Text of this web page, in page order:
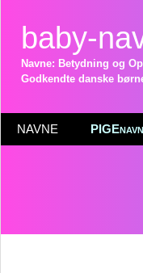
baby-
Navne: Betydning og
Godkendte danske
NAVNE